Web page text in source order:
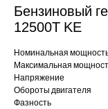
Бензиновый
12500T KE
Номинальная
Максимальная
Напряжение
Обороты двигателя
Фазность